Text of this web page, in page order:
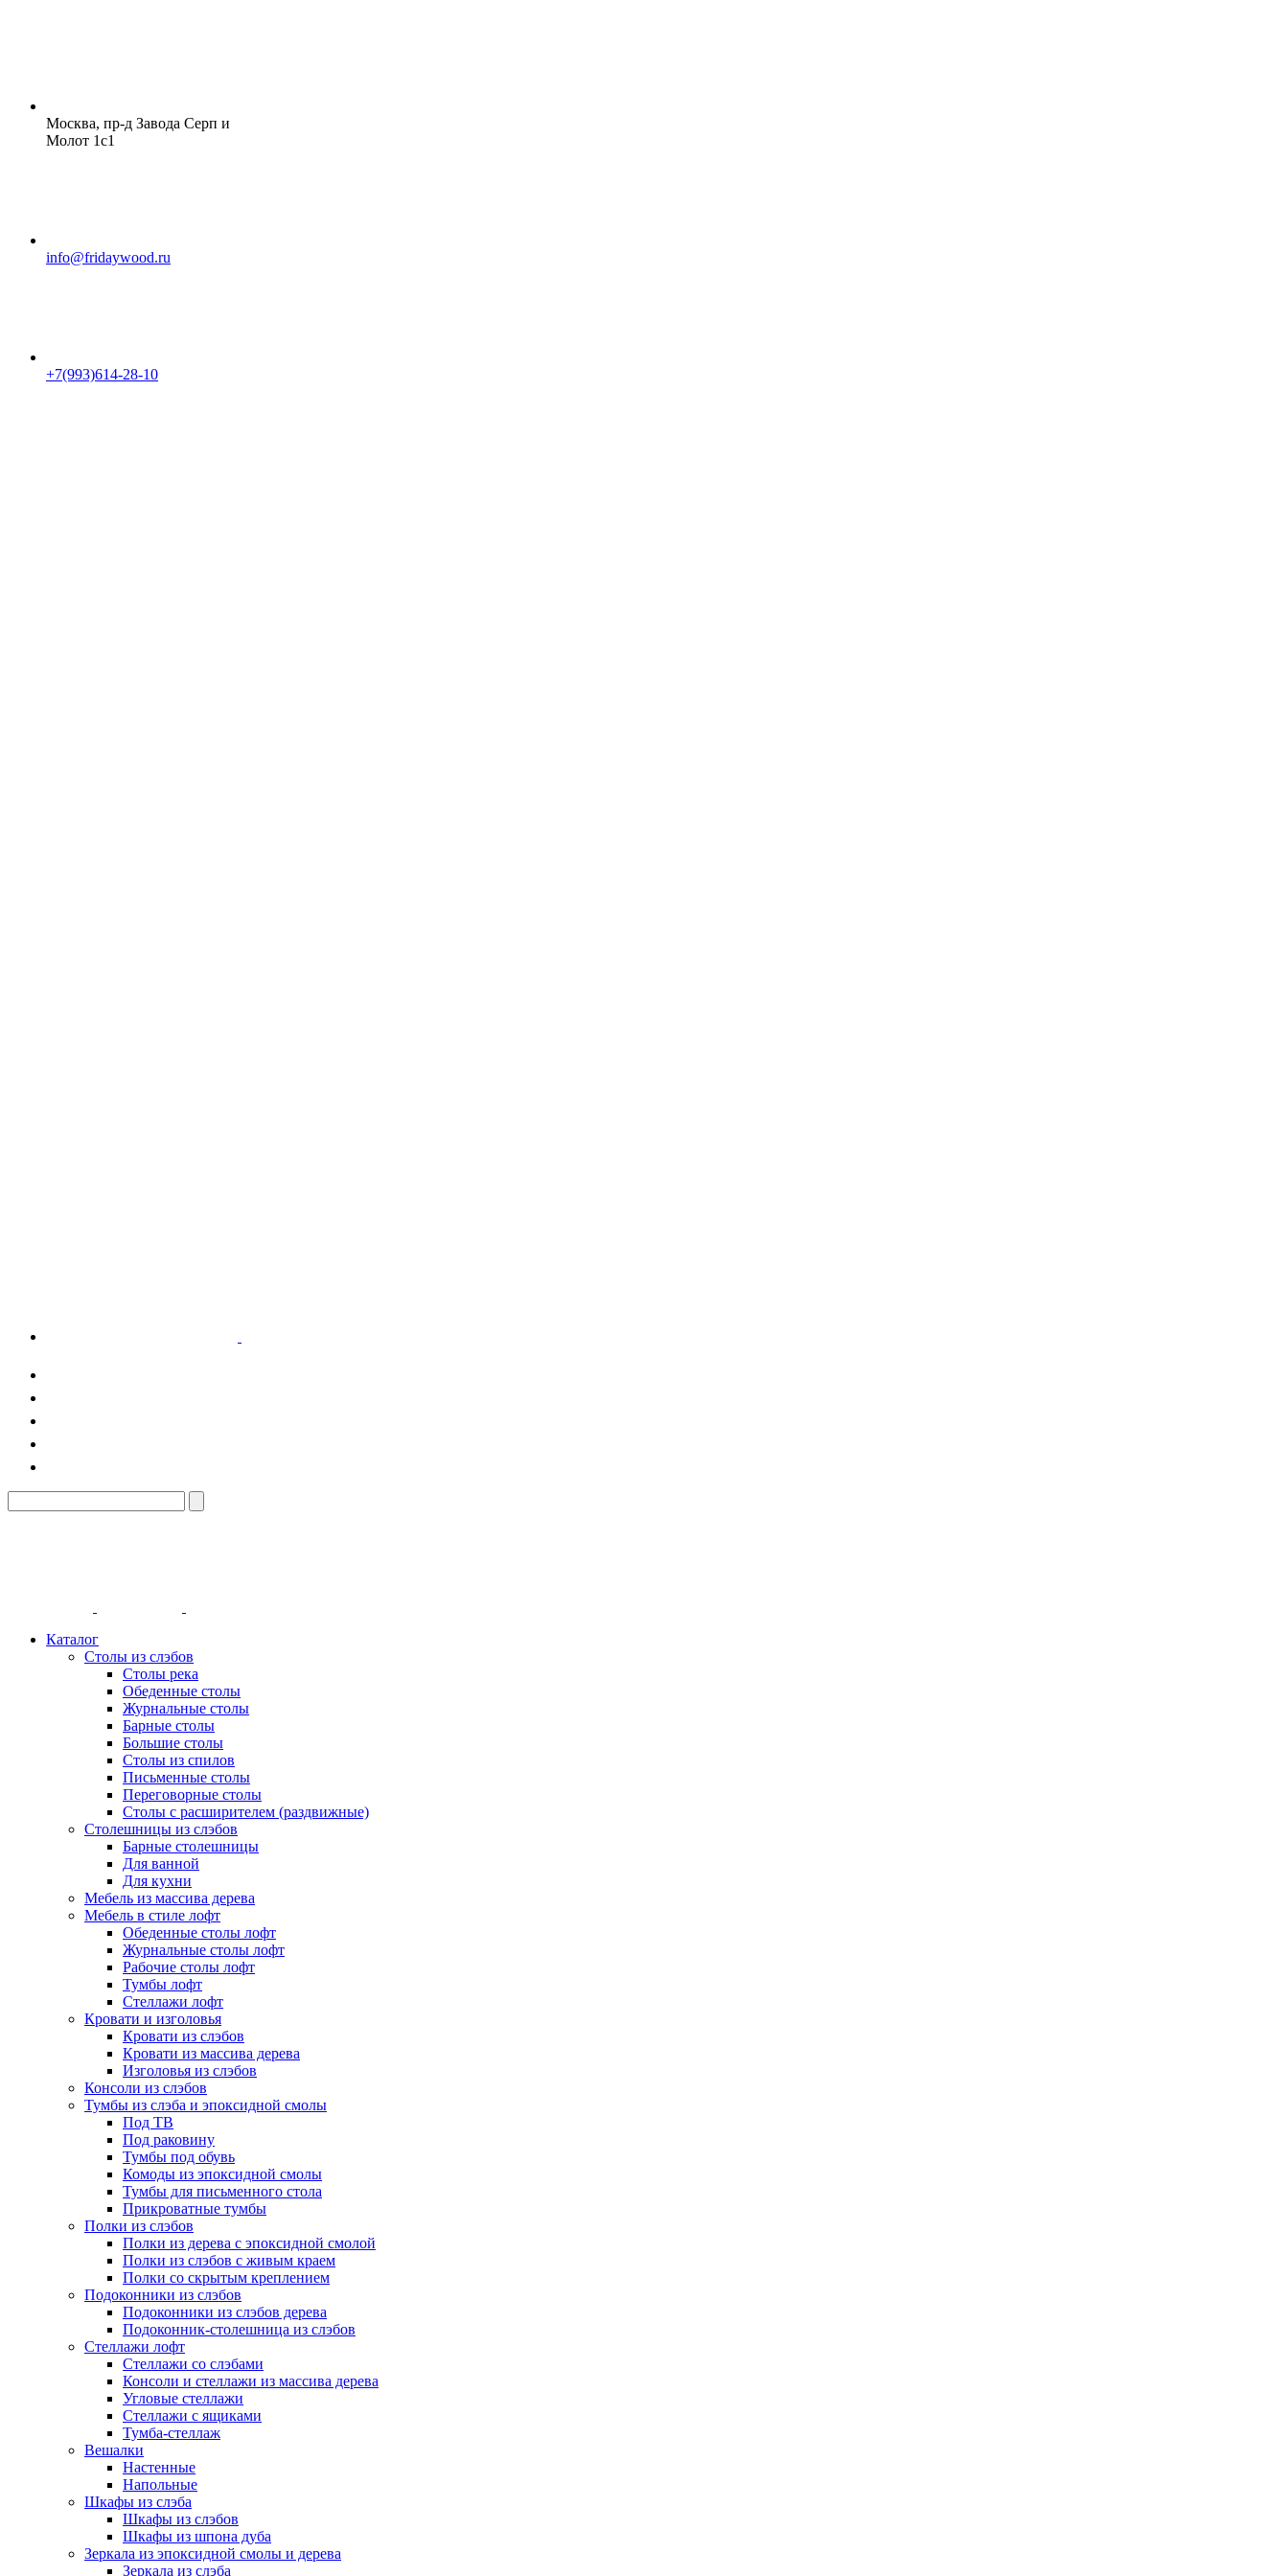
Москва, пр-д Завода Серп и
Молот 1с1
info@fridaywood.ru
+7(993)614-28-10
Каталог
Столы из слэбов
Столы река
Обеденные столы
Журнальные столы
Барные столы
Большие столы
Столы из спилов
Письменные столы
Переговорные столы
Столы с расширителем (раздвижные)
Столешницы из слэбов
Барные столешницы
Для ванной
Для кухни
Мебель из массива дерева
Мебель в стиле лофт
Обеденные столы лофт
Журнальные столы лофт
Рабочие столы лофт
Тумбы лофт
Стеллажи лофт
Кровати и изголовья
Кровати из слэбов
Кровати из массива дерева
Изголовья из слэбов
Консоли из слэбов
Тумбы из слэба и эпоксидной смолы
Под ТВ
Под раковину
Тумбы под обувь
Комоды из эпоксидной смолы
Тумбы для письменного стола
Прикроватные тумбы
Полки из слэбов
Полки из дерева с эпоксидной смолой
Полки из слэбов с живым краем
Полки со скрытым креплением
Подоконники из слэбов
Подоконники из слэбов дерева
Подоконник-столешница из слэбов
Стеллажи лофт
Стеллажи со слэбами
Консоли и стеллажи из массива дерева
Угловые стеллажи
Стеллажи с ящиками
Тумба-стеллаж
Вешалки
Настенные
Напольные
Шкафы из слэба
Шкафы из слэбов
Шкафы из шпона дуба
Зеркала из эпоксидной смолы и дерева
Зеркала из слэба